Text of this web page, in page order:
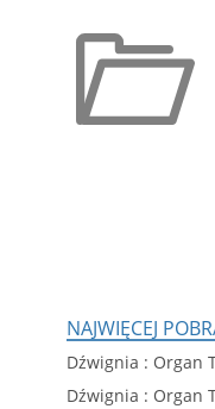
NAJWIĘCEJ